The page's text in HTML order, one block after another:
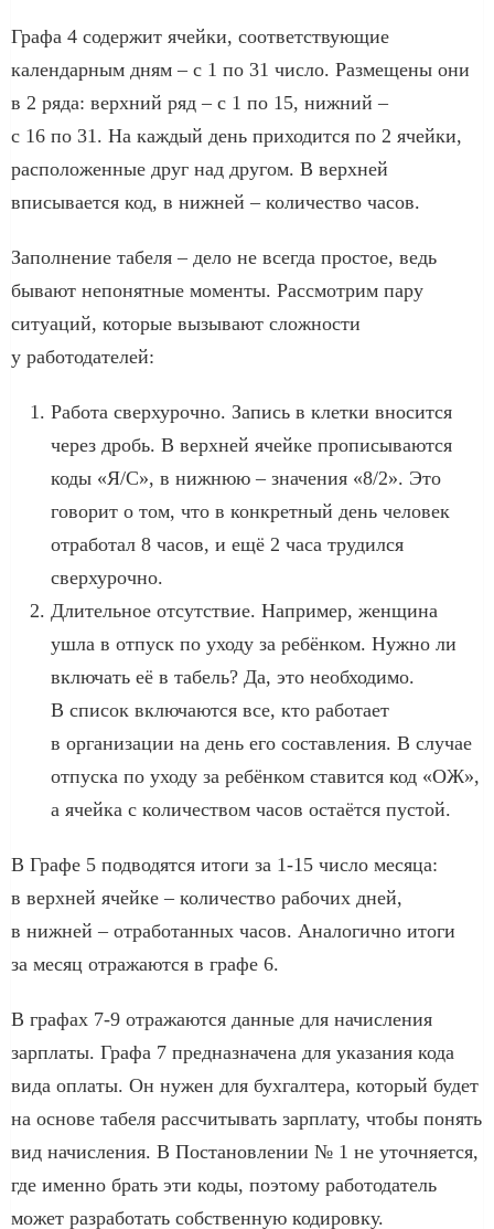
Графа 4 содержит ячейки, соответствующие
календарным дням – с 1 по 31 число. Размещены они
в 2 ряда: верхний ряд – с 1 по 15, нижний –
с 16 по 31. На каждый день приходится по 2 ячейки,
расположенные друг над другом. В верхней
вписывается код, в нижней – количество часов.
Заполнение табеля – дело не всегда простое, ведь
бывают непонятные моменты. Рассмотрим пару
ситуаций, которые вызывают сложности
у работодателей:
Работа сверхурочно. Запись в клетки вносится
через дробь. В верхней ячейке прописываются
коды «Я/С», в нижнюю – значения «8/2». Это
говорит о том, что в конкретный день человек
отработал 8 часов, и ещё 2 часа трудился
сверхурочно.
Длительное отсутствие. Например, женщина
ушла в отпуск по уходу за ребёнком. Нужно ли
включать её в табель? Да, это необходимо.
В список включаются все, кто работает
в организации на день его составления. В случае
отпуска по уходу за ребёнком ставится код «ОЖ»,
а ячейка с количеством часов остаётся пустой.
В Графе 5 подводятся итоги за 1-15 число месяца:
в верхней ячейке – количество рабочих дней,
в нижней – отработанных часов. Аналогично итоги
за месяц отражаются в графе 6.
В графах 7-9 отражаются данные для начисления
зарплаты. Графа 7 предназначена для указания кода
вида оплаты. Он нужен для бухгалтера, который будет
на основе табеля рассчитывать зарплату, чтобы понять
вид начисления. В Постановлении № 1 не уточняется,
где именно брать эти коды, поэтому работодатель
может разработать собственную кодировку.